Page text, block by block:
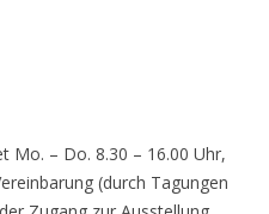
Mo. – Do. 8.30 – 16.00 Uhr,
(durch Tagungen